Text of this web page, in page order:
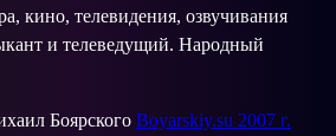
кино, телевидения, озвучивания
и телеведущий. Народный
БоярскогоBoyarskiy.su 2007 г.